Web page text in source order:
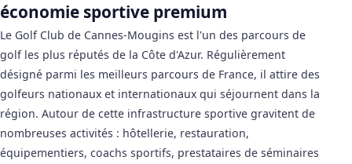
économie sportive premium
Le Golf Club de Cannes-Mougins est l'un des parcours de
golf les plus réputés de la Côte d'Azur. Régulièrement
désigné parmi les meilleurs parcours de France, il attire des
golfeurs nationaux et internationaux qui séjournent dans la
région. Autour de cette infrastructure sportive gravitent de
nombreuses activités : hôtellerie, restauration,
équipementiers, coachs sportifs, prestataires de séminaires